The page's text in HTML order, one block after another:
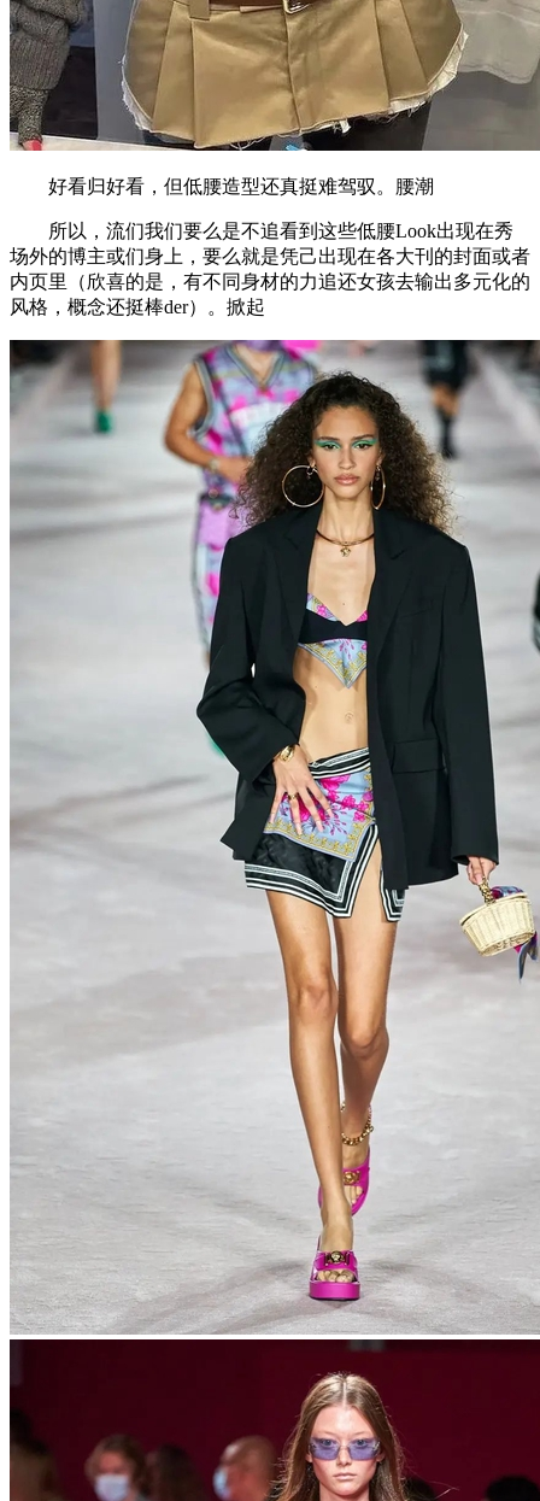
好看归好看，但低腰造型还真挺难驾驭。腰潮
所以，流们我们要么是不追看到这些低腰Look出现在秀
场外的博主或们身上，要么就是凭己出现在各大刊的封面或者
内页里（欣喜的是，有不同身材的力追还女孩去输出多元化的
风格，概念还挺棒der）。掀起